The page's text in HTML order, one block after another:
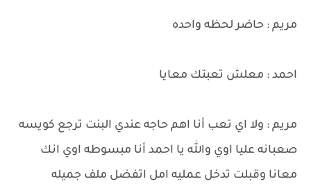
مريم : حاضر لحظه واحده
احمد : معلش تعبتك معايا
مريم : ولا اي تعب أنا اهم حاجه عندي البنت ترجع كويسه
صعبانه عليا اوي والله يا احمد أنا مبسوطه اوي انك
معانا وقبلت تدخل عمليه امل اتفضل ملف جميله